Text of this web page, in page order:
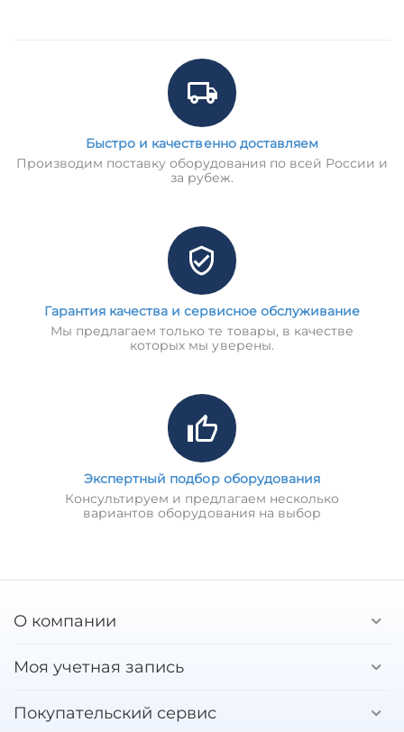
Быстро и качественно доставляем
Производим поставку оборудования по всей России и
за рубеж.
Гарантия качества и сервисное обслуживание
Мы предлагаем только те товары, в качестве
которых мы уверены.
Экспертный подбор оборудования
Консультируем и предлагаем несколько
вариантов оборудования на выбор
О компании
Моя учетная запись
Покупательский сервис